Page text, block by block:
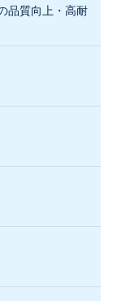
品質向上・高耐